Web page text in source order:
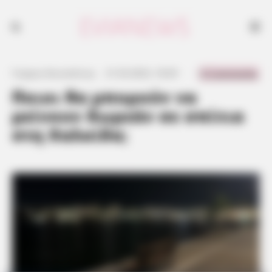
Ποιοι θα μπορούν να
μείνουν δωρεάν σε σπίτια
στη Χαλκίδα;